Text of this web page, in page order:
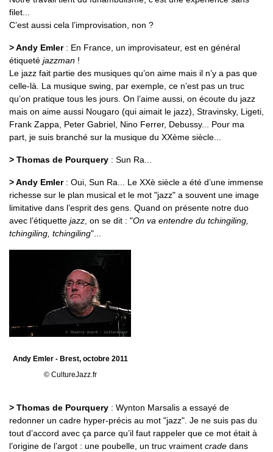
filet...
C’est aussi cela l’improvisation, non ?
> Andy Emler: En France, un improvisateur, est en général
étiqueté jazzman !
Le jazz fait partie des musiques qu’on aime mais il n’y a pas que
celle-là. La musique swing, par exemple, ce n’est pas un truc
qu’on pratique tous les jours. On l’aime aussi, on écoute du jazz
mais on aime aussi Nougaro (qui aimait le jazz), Stravinsky, Ligeti,
Frank Zappa, Peter Gabriel, Nino Ferrer, Debussy... Pour ma
part, je suis branché sur la musique du XXème siècle...
> Thomas de Pourquery : Sun Ra...
> Andy Emler: Oui, Sun Ra... Le XXè siècle a été d’une immense
richesse sur le plan musical et le mot "jazz" a souvent une image
limitative dans l’esprit des gens. Quand on présente notre duo
avec l’étiquette jazz , on se dit : "On va entendre du tchingiling,
tchingiling, tchingiling"...
Andy Emler - Brest, octobre 2011
© CultureJazz.fr
> Thomas de Pourquery : Wynton Marsalis a essayé de
redonner un cadre hyper-précis au mot "jazz". Je ne suis pas du
tout d’accord avec ça parce qu’il faut rappeler que ce mot était à
l’origine de l’argot : une poubelle, un truc vraiment crade dans